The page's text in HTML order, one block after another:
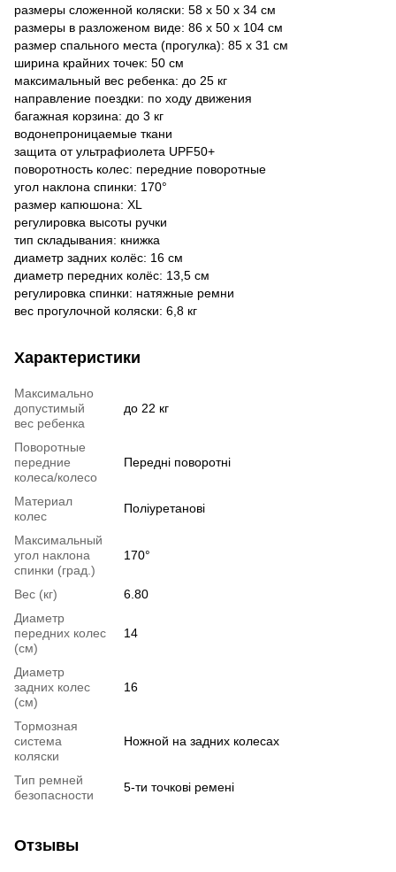
размеры сложенной коляски: 58 x 50 x 34 см
размеры в разложеном виде: 86 x 50 x 104 см
размер спального места (прогулка): 85 x 31 см
ширина крайних точек: 50 см
максимальный вес ребенка: до 25 кг
направление поездки: по ходу движения
багажная корзина: до 3 кг
водонепроницаемые ткани
защита от ультрафиолета UPF50+
поворотность колес: передние поворотные
угол наклона спинки: 170°
размер капюшона: XL
регулировка высоты ручки
тип складывания: книжка
диаметр задних колёс: 16 см
диаметр передних колёс: 13,5 см
регулировка спинки: натяжные ремни
вес прогулочной коляски: 6,8 кг
Характеристики
Максимально
допустимый
вес ребенка
до 22 кг
Поворотные
передние
колеса/колесо
Передні поворотні
Материал
колес
Поліуретанові
Максимальный
угол наклона
спинки (град.)
170°
Вес (кг)
6.80
Диаметр
передних колес
(см)
14
Диаметр
задних колес
(см)
16
Тормозная
система
коляски
Ножной на задних колесах
Тип ремней
безопасности
5-ти точкові ремені
Отзывы